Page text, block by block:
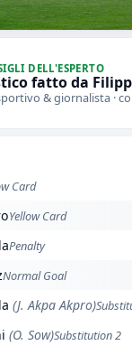
DELL'ESPERTO
fatto da
& giornalista ·
Card
Yellow Card
Penalty
Normal Goal
(J. Akpa Akpro)
(O. Sow)Substitution 2